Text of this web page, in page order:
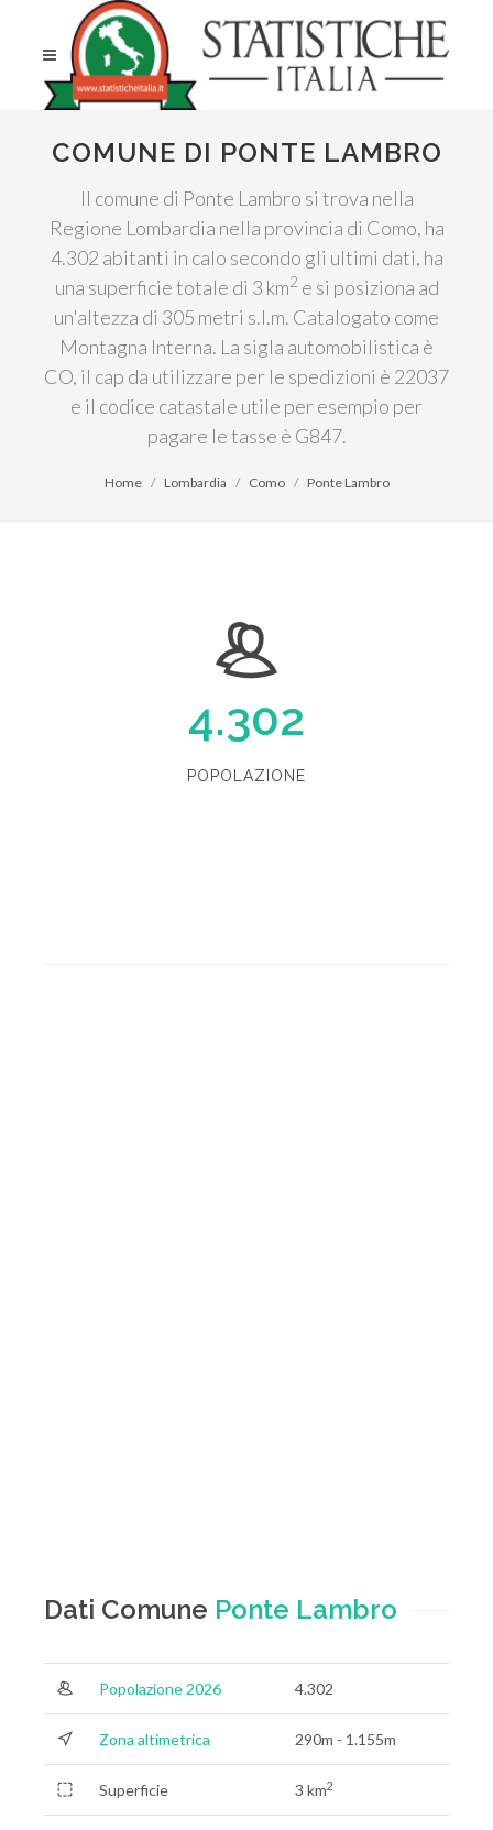
COMUNE DI PONTE LAMBRO
Il comune di Ponte Lambro si trova nella
Regione Lombardia nella provincia di Como, ha
4.302 abitanti in calo secondo gli ultimi dati, ha
una superficie totale di 3 km2 e si posiziona ad
un'altezza di 305 metri s.l.m. Catalogato come
Montagna Interna. La sigla automobilistica è
CO, il cap da utilizzare per le spedizioni è 22037
e il codice catastale utile per esempio per
pagare le tasse è G847.
Home Lombardia Como Ponte Lambro
4.302
POPOLAZIONE
Dati Comune Ponte Lambro
Popolazione 2026 4.302
Zona altimetrica 290m - 1.155m
Superficie 3 km2